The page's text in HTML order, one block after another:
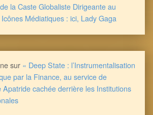
la Caste Globaliste Dirigeante au
Médiatiques : ici, Lady Gaga
sur « Deep State : l’Instrumentalisation
par la Finance, au service de
Apatride cachée derrière les Institutions